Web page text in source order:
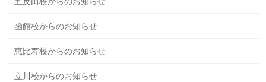
函館校からのお知らせ
恵比寿校からのお知らせ
立川校からのお知らせ